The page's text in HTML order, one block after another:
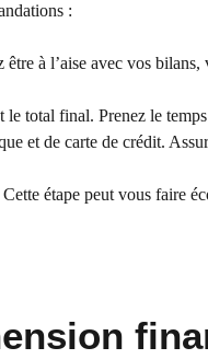
:
à l’aise avec vos
total final. Prenez le
et de carte de crédit.
étape peut vous faire